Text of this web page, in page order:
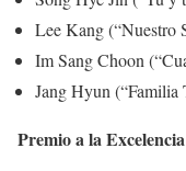
Lee Kang (“Nuestro
Im Sang Choon
Jang Hyun (“Familia
Premio a la